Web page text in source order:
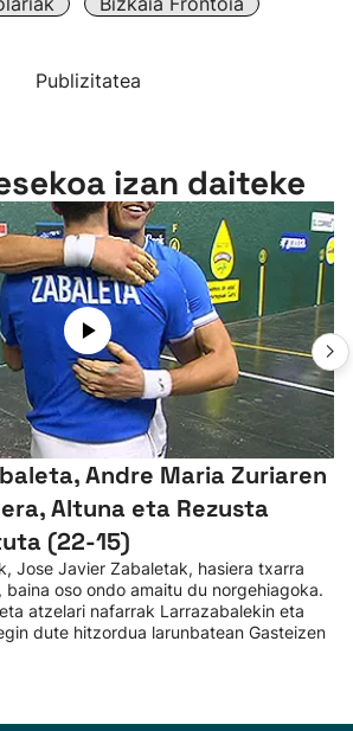
Publizitatea
izan daiteke
Andre Maria Zuriaren
Altuna eta Rezusta
(22-15)
Jose Javier Zabaletak, hasiera txarra
baina oso ondo amaitu du norgehiagoka.
atzelari nafarrak Larrazabalekin eta
dute hitzordua larunbatean Gasteizen